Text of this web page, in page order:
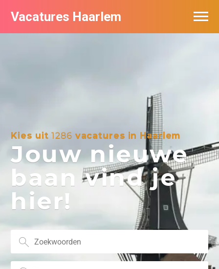
Vacatures Haarlem
Kies uit1286 vacatures in Haarlem
Jouw nieuwe
baan vind je
hier!
Vacatures per bedrijf in Haarlem